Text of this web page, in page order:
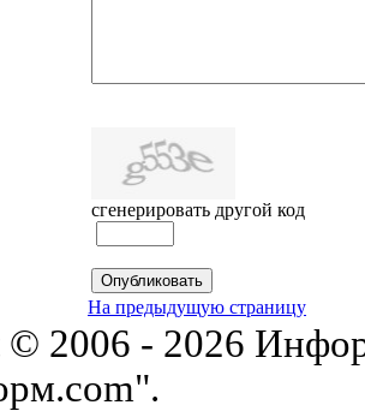
сгенерировать другой код
На предыдущую страницу
2006 - 2026